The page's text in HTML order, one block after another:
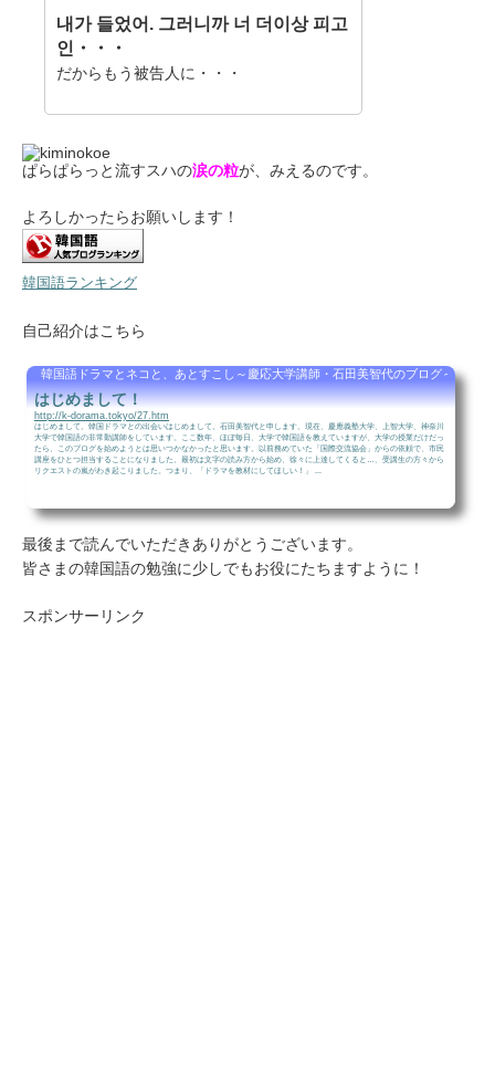
내가 들었어. 그러니까 너 더이상 피고
인・・・
だからもう被告人に・・・
ぱらぱらっと流すスハの涙の粒が、みえるのです。
よろしかったらお願いします！
韓国語ランキング
自己紹介はこちら
韓国語ドラマとネコと、あとすこし～慶応大学講師・石田美智代のブログ～
はじめまして！
http://k-dorama.tokyo/27.htm
はじめまして。韓国ドラマとの出会いはじめまして。石田美智代と申します。現在、慶應義塾大学、上智大学、神奈川
大学で韓国語の非常勤講師をしています。ここ数年、ほぼ毎日、大学で韓国語を教えていますが、大学の授業だけだっ
たら、このブログを始めようとは思いつかなかったと思います。以前務めていた「国際交流協会」からの依頼で、市民
講座をひとつ担当することになりました。最初は文字の読み方から始め、徐々に上達してくると…、受講生の方々から
リクエストの嵐がわき起こりました。つまり、「ドラマを教材にしてほしい！」 ...
最後まで読んでいただきありがとうございます。
皆さまの韓国語の勉強に少しでもお役にたちますように！
スポンサーリンク